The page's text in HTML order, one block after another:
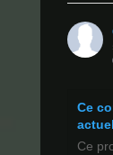
Ce
Ce